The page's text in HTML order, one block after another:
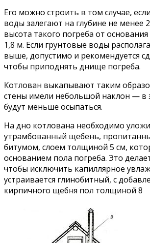
Его можно строить в том случае,
воды залегают на глубине не менее
высота такого погреба от
1,8 м. Если грунтовые воды
выше, допустимо и рекомендуется
чтобы приподнять днище погреба.
Котлован выкапывают таким
стены имели небольшой наклон — в
будут меньше осыпаться.
На дно котлована необходимо
утрамбованный щебень,
битумом, слоем толщиной 5 см,
основанием пола погреба. Это
чтобы исключить капиллярное
устраивается глинобитный, с
кирпичного щебня пол толщиной 8